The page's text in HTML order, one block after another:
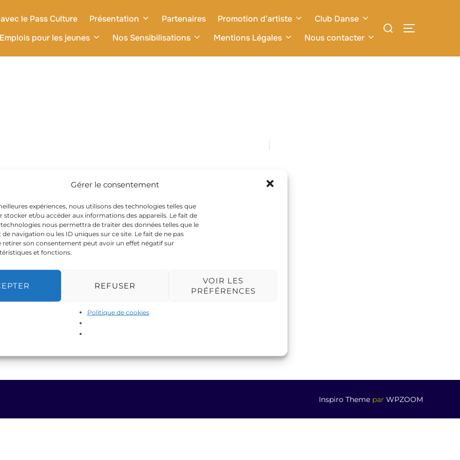
Gérer le consentement
expériences, nous utilisons des technologies telles que
stocker et/ou accéder aux informations des appareils. Le fait de
nous permettra de traiter des données telles que le
navigation ou les ID uniques sur ce site. Le fait de ne pas
retirer son consentement peut avoir un effet négatif sur
et fonctions.
REFUSER
VOIR LES
PRÉFÉRENCES
Politique de cookies
le Pass Culture Présentation Partenaires Promotion d’artiste
Club Danse
pour les jeunes
Nos Sensibilisations Mentions Légales Nous contacter
Inspiro Theme par WPZOOM